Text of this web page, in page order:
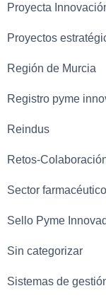
Proyecta
Proyectos
Región de Murcia
Registro pyme
Reindus
Retos-
Sector
Sello Pyme
Sin categorizar
Sistemas de